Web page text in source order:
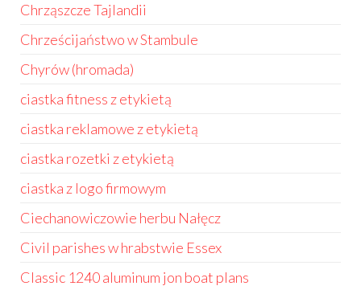
Chrząszcze Tajlandii
Chrześcijaństwo w Stambule
Chyrów (hromada)
ciastka fitness z etykietą
ciastka reklamowe z etykietą
ciastka rozetki z etykietą
ciastka z logo firmowym
Ciechanowiczowie herbu Nałęcz
Civil parishes w hrabstwie Essex
Classic 1240 aluminum jon boat plans